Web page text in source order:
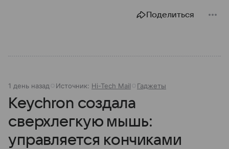
Поделиться
1 день назад Источник: Hi-Tech Mail Гаджеты
Keychron создала
сверхлегкую мышь:
управляется кончиками